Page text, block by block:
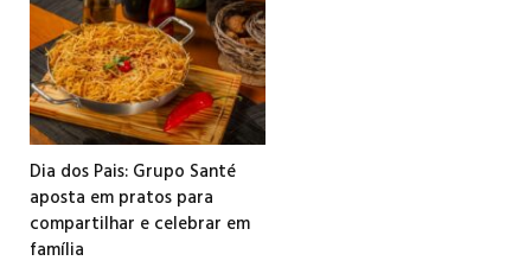
Dia dos Pais: Grupo Santé
aposta em pratos para
compartilhar e celebrar em
família